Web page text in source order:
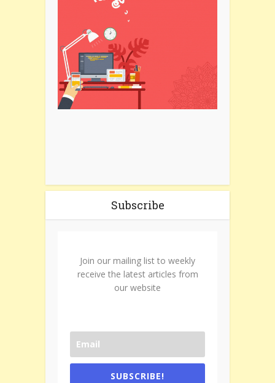
Subscribe
Join our mailing list to weekly
receive the latest articles from
our website
SUBSCRIBE!